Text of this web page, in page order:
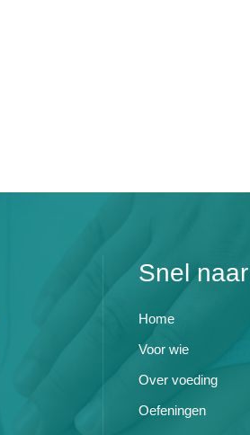
Snel naar
Home
Voor wie
Over voeding
Oefeningen